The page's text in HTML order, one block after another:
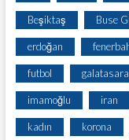
Beşiktaş Buse
erdoğan
futbol
imamoğlu iran
kadın korona